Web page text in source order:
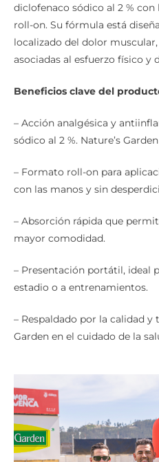
diclofenaco sódico al 2 %
roll-on. Su fórmula está
localizado del dolor
asociadas al esfuerzo físico y
Beneficios clave del
– Acción analgésica y
sódico al 2 %. Nature’s Garden
– Formato roll-on para
con las manos y sin
– Absorción rápida que
mayor comodidad.
– Presentación portátil, ideal
estadio o a entrenamientos.
– Respaldado por la calidad y
Garden en el cuidado de la